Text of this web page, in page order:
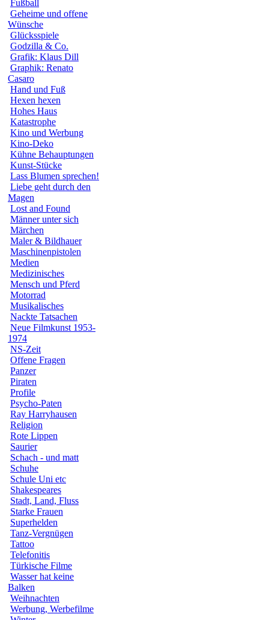
Fußball
Geheime und offene
Wünsche
Glücksspiele
Godzilla & Co.
Grafik: Klaus Dill
Graphik: Renato
Casaro
Hand und Fuß
Hexen hexen
Hohes Haus
Katastrophe
Kino und Werbung
Kino-Deko
Kühne Behauptungen
Kunst-Stücke
Lass Blumen sprechen!
Liebe geht durch den
Magen
Lost and Found
Männer unter sich
Märchen
Maler & Bildhauer
Maschinenpistolen
Medien
Medizinisches
Mensch und Pferd
Motorrad
Musikalisches
Nackte Tatsachen
Neue Filmkunst 1953-
1974
NS-Zeit
Offene Fragen
Panzer
Piraten
Profile
Psycho-Paten
Ray Harryhausen
Religion
Rote Lippen
Saurier
Schach - und matt
Schuhe
Schule Uni etc
Shakespeares
Stadt, Land, Fluss
Starke Frauen
Superhelden
Tanz-Vergnügen
Tattoo
Telefonitis
Türkische Filme
Wasser hat keine
Balken
Weihnachten
Werbung, Werbefilme